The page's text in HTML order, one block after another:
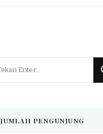
JUMLAH PENGUNJUNG